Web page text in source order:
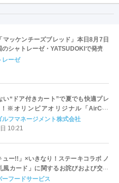
マッケンチーズブレッド」本日8月7日
のシャトレーゼ・YATSUDOKIで発売
レーゼ
い“ドア付きカート”で夏でも快適プレ
オリンピアオリジナル「AirCon
カート）」導入 | ＰＧＭ
ルフマネージメント株式会社
10:21
ュー!!」×いきなり！ステーキコラボ ノ
風カード」に関するお詫びおよび交換
ご案内
フードサービス